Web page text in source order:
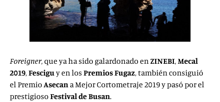
Foreigner, que ya ha sido galardonado enZINEBI,Mecal
2019,Fesciguy en los Premios Fugaz, también consiguió
el PremioAsecan a Mejor Cortometraje 2019 y pasó por el
prestigioso Festival de Busan.